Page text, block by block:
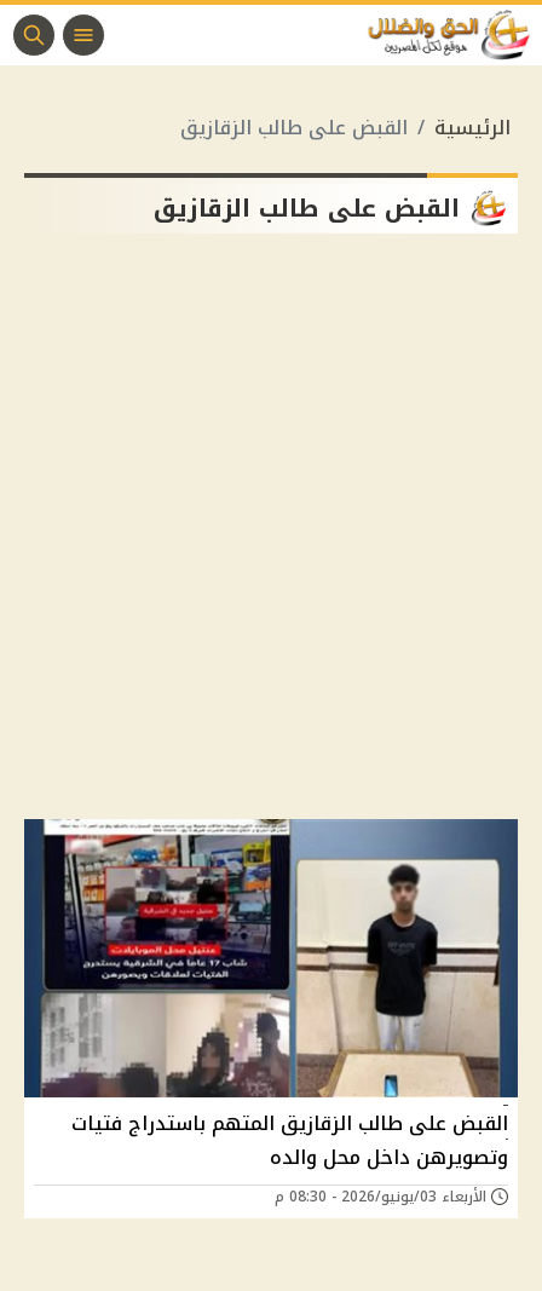
الرئيسية القبض على طالب الزقازيق
القبض على طالب الزقازيق
القبض على طالب الزقازيق المتهم باستدراج فتيات
وتصويرهن داخل محل والده
الأربعاء 03/يونيو/2026 - 08:30 م